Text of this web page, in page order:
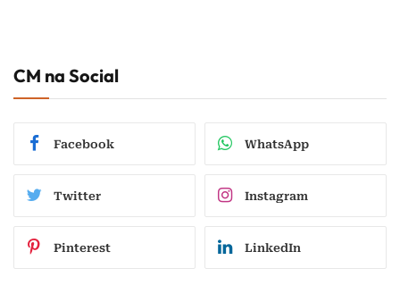
CM na Social
Facebook WhatsApp
Twitter Instagram
Pinterest LinkedIn